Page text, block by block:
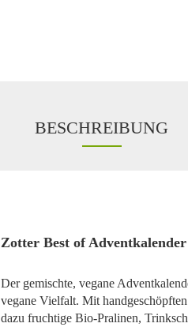
BESCHREIBUNG
Zotter Best of
Der gemischte, vegane
vegane Vielfalt. Mit
dazu fruchtige Bio-Pralinen,